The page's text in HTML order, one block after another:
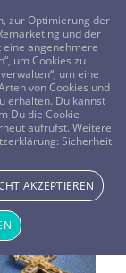
8478266
zur Optimierung der
und der
angenehmere
um Cookies zu
um eine
von Cookies und
erhalten. Du kannst
Du die Cookie
aufrufst. Weitere
Sicherheit
AKZEPTIEREN